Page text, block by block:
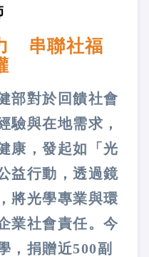
串聯社福
部對於回饋社會
驗與在地需求，
康，發起如「光
益行動，透過鏡
將光學專業與環
業社會責任。今
，捐贈近500副